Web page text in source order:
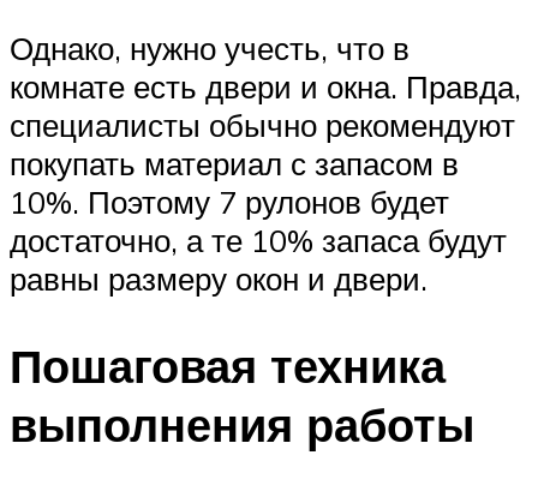
Однако, нужно учесть, что в
комнате есть двери и окна. Правда,
специалисты обычно рекомендуют
покупать материал с запасом в
10%. Поэтому 7 рулонов будет
достаточно, а те 10% запаса будут
равны размеру окон и двери.
Пошаговая техника
выполнения работы